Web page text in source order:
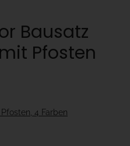
Bausatz
Pfosten
4 Farben